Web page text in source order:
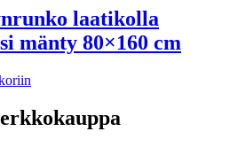
laatikolla
mänty 80×160 cm